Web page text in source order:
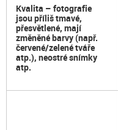
Kvalita – fotografie
jsou příliš tmavé,
přesvětlené, mají
změněné barvy (např.
červené/zelené tváře
atp.), neostré snímky
atp.